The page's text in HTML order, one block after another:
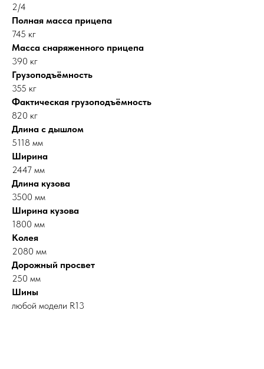
2/4
Полная масса прицепа
745 кг
Масса снаряженного прицепа
390 кг
Грузоподъёмность
355 кг
Фактическая грузоподъёмность
820 кг
Длина с дышлом
5118 мм
Ширина
2447 мм
Длина кузова
3500 мм
Ширина кузова
1800 мм
Колея
2080 мм
Дорожный просвет
250 мм
Шины
любой модели R13